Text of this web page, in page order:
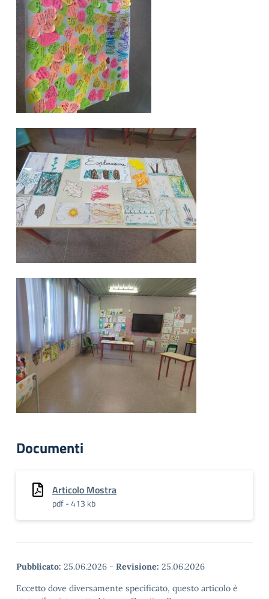
Documenti
Articolo Mostra
pdf - 413 kb
Pubblicato: 25.06.2026 - Revisione: 25.06.2026
Eccetto dove diversamente specificato, questo articolo è